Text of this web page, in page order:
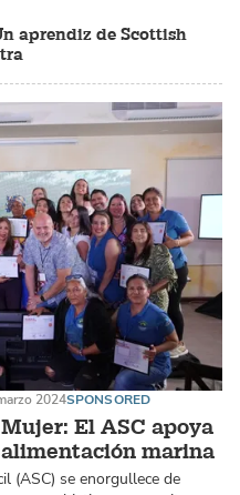
aprendiz de Scottish
El ASC apoya
marina
2024SPONSORED
(ASC) se enorgullece de